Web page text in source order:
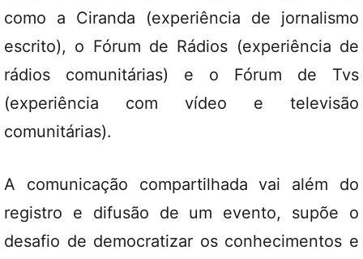
como a Ciranda (experiência de jornalismo
escrito), o Fórum de Rádios (experiência de
rádios comunitárias) e o Fórum de Tvs
(experiência com vídeo e televisão
comunitárias).
A comunicação compartilhada vai além do
registro e difusão de um evento, supõe o
desafio de democratizar os conhecimentos e